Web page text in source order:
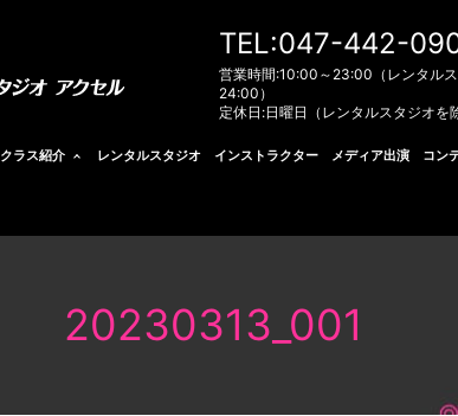
クラス紹介 レンタルスタジオ インストラクター メディア出演 コン
TEL:047-442-
営業時間:10:00～23:00（レンタル
24:00）
定休日:日曜日（レンタルスタジオを
20230313_001